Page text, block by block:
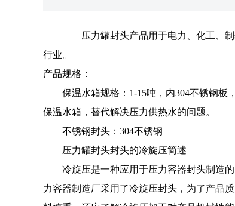
压力罐封头产品用于电力、化工、制
行业。
产品规格：
保温水箱规格：1-15吨，内304不锈钢板
保温水箱，替代解决压力供热水的问题。
不锈钢封头：304不锈钢
压力罐封头封头的冷旋压简述
冷旋压是一种应用于压力容器封头制造的
力容器制造厂采用了冷旋压封头，为了产品